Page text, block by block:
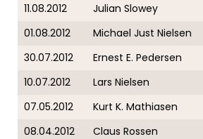
11.08.2012
Julian Slowey
01.08.2012
Michael Just Nielsen
30.07.2012
Ernest E. Pedersen
10.07.2012
Lars Nielsen
07.05.2012
Kurt K. Mathiasen
08.04.2012
Claus Rossen